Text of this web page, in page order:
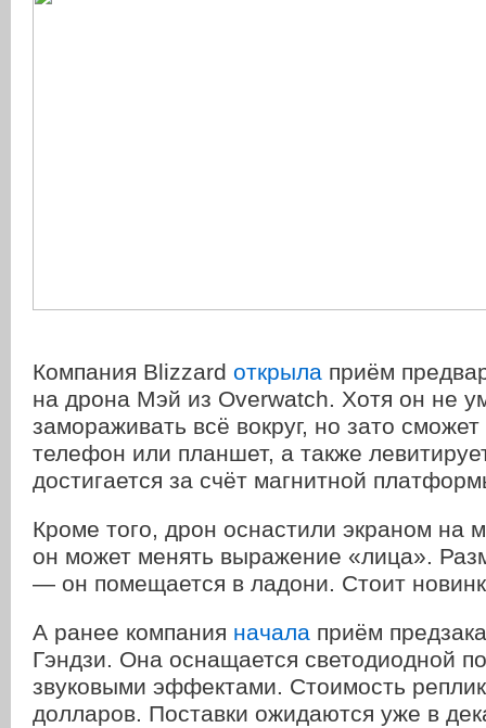
Компания Blizzard открыла приём
на дрона Мэй из Overwatch. Хотя он не
замораживать всё вокруг, но зато
телефон или планшет, а также
достигается за счёт магнитной
Кроме того, дрон оснастили экраном на
он может менять выражение «лица».
— он помещается в ладони. Стоит
А ранее компания начала приём
Гэндзи. Она оснащается светодиодной
звуковыми эффектами. Стоимость
долларов. Поставки ожидаются уже в